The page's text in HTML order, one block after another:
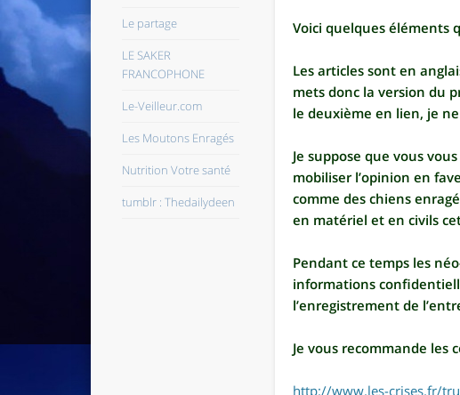
Voici quelques éléments
Les articles sont en
mets donc la version du
le deuxième en lien, je
Je suppose que vous
mobiliser l’opinion en
comme des chiens
en matériel et en civils
Pendant ce temps les
informations
l’enregistrement de
Je vous recommande les
http://www.les-crises.fr/
Le partage
LE SAKER
FRANCOPHONE
Le-Veilleur.com
Les Moutons Enragés
Nutrition Votre santé
tumblr : Thedailydeen